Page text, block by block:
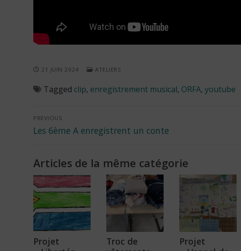
21 JUIN 2024 ATELIERS
Tagged clip, enregistrement musical, ORFA, youtube
Navigation
de
l’article
PREVIOUS
Previous
Les 6ème A enregistrent un conte
Articles de la même catégorie
Projet
Troc de
Projet